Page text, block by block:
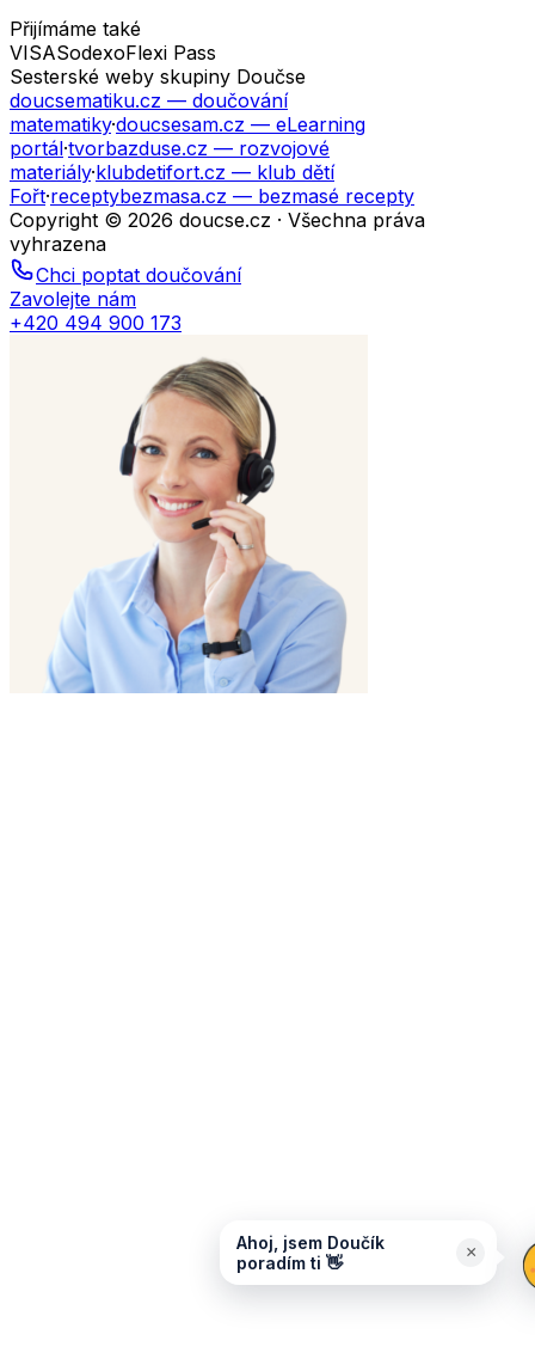
Přijímáme také
VISASodexoFlexi Pass
Sesterské weby skupiny Doučse
doucsematiku.cz — doučování
matematiky·doucsesam.cz — eLearning
portál·tvorbazduse.cz — rozvojové
materiály·klubdetifort.cz — klub dětí
Fořt·receptybezmasa.cz — bezmasé recepty
Copyright © 2026 doucse.cz · Všechna práva
vyhrazena
Chci poptat doučování
Zavolejte nám
+420 494 900 173
Ahoj, jsem Doučík
poradím ti 👋
×